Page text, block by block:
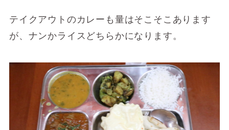
テイクアウトのカレーも量はそこそこあります
が、ナンかライスどちらかになります。